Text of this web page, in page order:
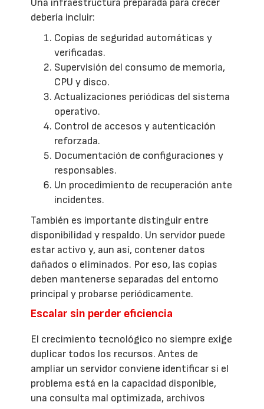
Una infraestructura preparada para crecer
debería incluir:
Copias de seguridad automáticas y
verificadas.
Supervisión del consumo de memoria,
CPU y disco.
Actualizaciones periódicas del sistema
operativo.
Control de accesos y autenticación
reforzada.
Documentación de configuraciones y
responsables.
Un procedimiento de recuperación ante
incidentes.
También es importante distinguir entre
disponibilidad y respaldo. Un servidor puede
estar activo y, aun así, contener datos
dañados o eliminados. Por eso, las copias
deben mantenerse separadas del entorno
principal y probarse periódicamente.
Escalar sin perder eficiencia
El crecimiento tecnológico no siempre exige
duplicar todos los recursos. Antes de
ampliar un servidor conviene identificar si el
problema está en la capacidad disponible,
una consulta mal optimizada, archivos